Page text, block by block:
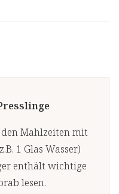
Vitamin
[1],
Kupfer und
zur Erhaltung des
beitragen
Inhaltsstoffen - für
Mahlzeiten mit
1 Glas Wasser)
enthält wichtige
lesen.